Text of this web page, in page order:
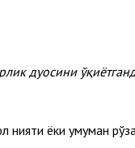
дуосини
нияти ёки умуман